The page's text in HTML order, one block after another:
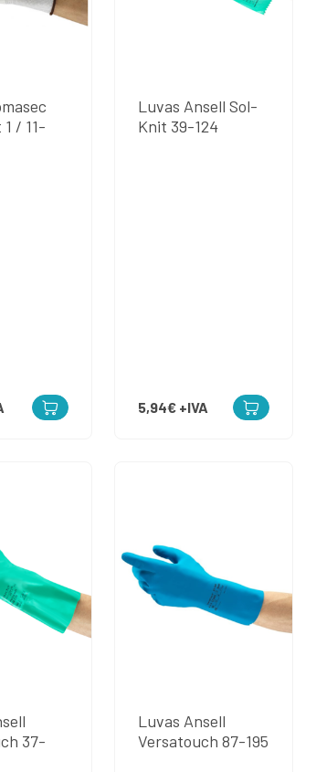
/ 11-
Luvas Ansell Sol-
Knit 39-124
5,94€ +IVA
37-
Luvas Ansell
Versatouch 87-195